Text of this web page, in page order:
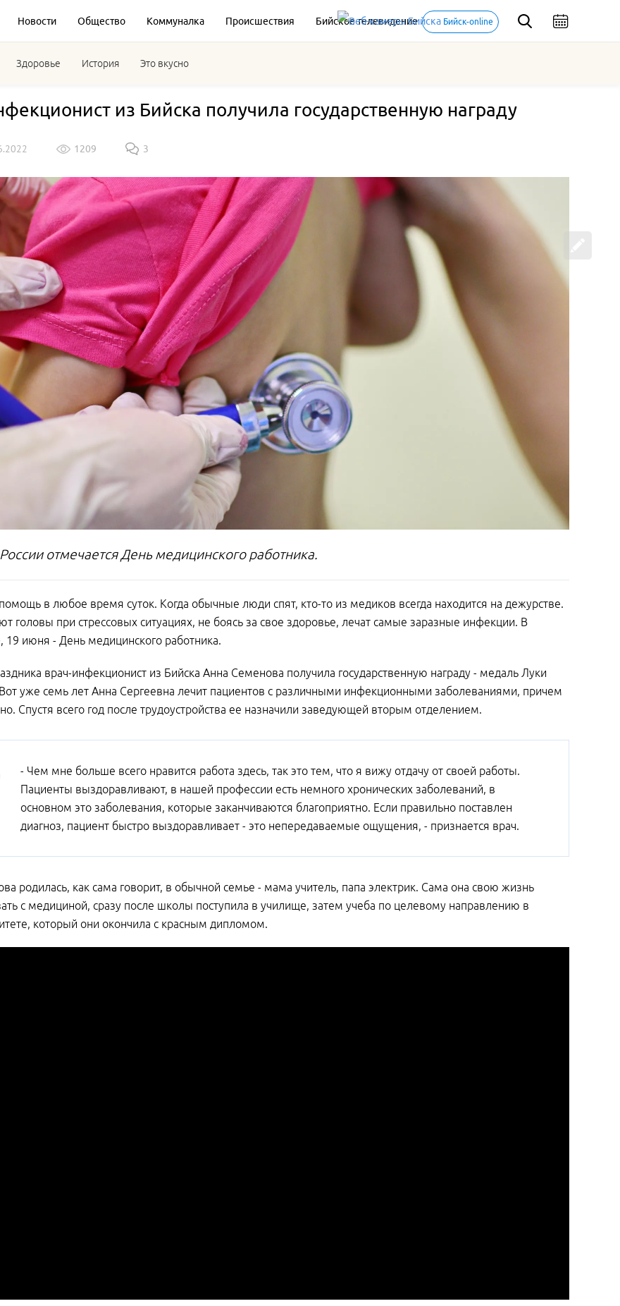
Новости Общество Коммуналка Происшествия Бийское телевидение Бийск-online
Здоровье История Это вкусно
из Бийска получила государственную награду
1209 3
отмечается День медицинского работника.
в любое время суток. Когда обычные люди спят, кто-то из медиков всегда находится на дежурстве.
головы при стрессовых ситуациях, не боясь за свое здоровье, лечат самые заразные инфекции. В
19 июня - День медицинского работника.
врач-инфекционист из Бийска Анна Семенова получила государственную награду - медаль Луки
уже семь лет Анна Сергеевна лечит пациентов с различными инфекционными заболеваниями, причем
Спустя всего год после трудоустройства ее назначили заведующей вторым отделением.
- Чем мне больше всего нравится работа здесь, так это тем, что я вижу отдачу от своей работы.
Пациенты выздоравливают, в нашей профессии есть немного хронических заболеваний, в
основном это заболевания, которые заканчиваются благоприятно. Если правильно поставлен
диагноз, пациент быстро выздоравливает - это непередаваемые ощущения, - признается врач.
родилась, как сама говорит, в обычной семье - мама учитель, папа электрик. Сама она свою жизнь
с медициной, сразу после школы поступила в училище, затем учеба по целевому направлению в
который они окончила с красным дипломом.